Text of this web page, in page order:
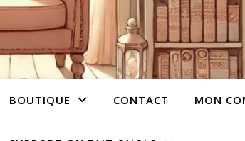
BOUTIQUE CONTACT MON